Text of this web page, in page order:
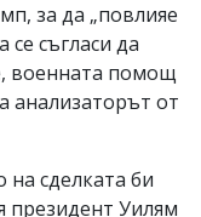
за да „повлияе
съгласи да
военната помощ
анализаторът от
сделката би
президент Уилям